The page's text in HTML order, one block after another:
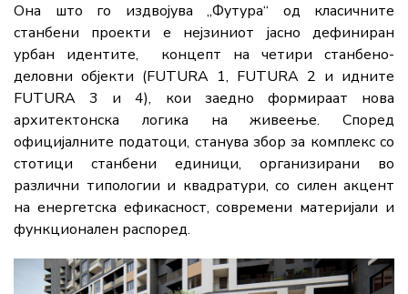
Она што го издвојува „Футура“ од класичните
станбени проекти е нејзиниот јасно дефиниран
урбан идентите, концепт на четири станбено-
деловни објекти (FUTURA 1, FUTURA 2 и идните
FUTURA 3 и 4), кои заедно формираат нова
архитектонска логика на живеење. Според
официјалните податоци, станува збор за комплекс со
стотици станбени единици, организирани во
различни типологии и квадратури, со силен акцент
на енергетска ефикасност, современи материјали и
функционален распоред.